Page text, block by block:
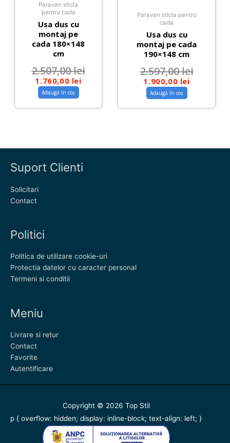
Paravan sticla
pentru cada
Usa dus cu
montaj pe
cada 180×148
cm
2.507,00lei
1.760,00 lei
Adaugă în coș
Paravan sticla pentru
cada
Usa dus cu
montaj pe cada
190×148 cm
2.597,00lei
1.900,00 lei
Adaugă în coș
Suport Clienti
Solicitari
Contact
Politici
Politica de utilizare cookie-uri
Protectia datelor cu caracter personal
Termeni si conditii
Meniu
Livrare si retur
Contact
Favorite
Autentificare
Copyright © 2026 Top Stil
p { overflow: hidden; display: inline-block; text-align: left; }